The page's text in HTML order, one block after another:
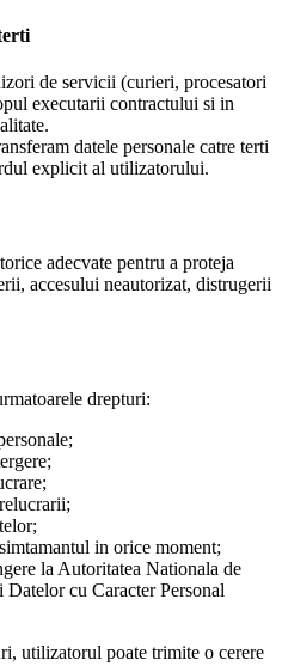
de servicii (curieri, procesatori
executarii contractului si in
datele personale catre terti
explicit al utilizatorului.
adecvate pentru a proteja
accesului neautorizat, distrugerii
drepturi:
in orice moment;
la Autoritatea Nationala de
Datelor cu Caracter Personal
utilizatorul poate trimite o cerere